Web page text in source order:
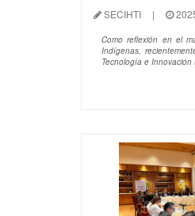
SECIHTI |
Como reflexión en el
Indígenas,
Tecnología e